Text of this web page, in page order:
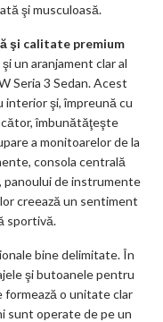
şi musculoasă.
şi calitate premium
un aranjament clar al
Seria 3 Sedan. Acest
interior şi, împreună cu
îmbunătăţeşte
a monitoarelor de la
consola centrală
panoului de instrumente
creează un sentiment
sportivă.
bine delimitate. În
şi butoanele pentru
o unitate clar
sunt operate de pe un